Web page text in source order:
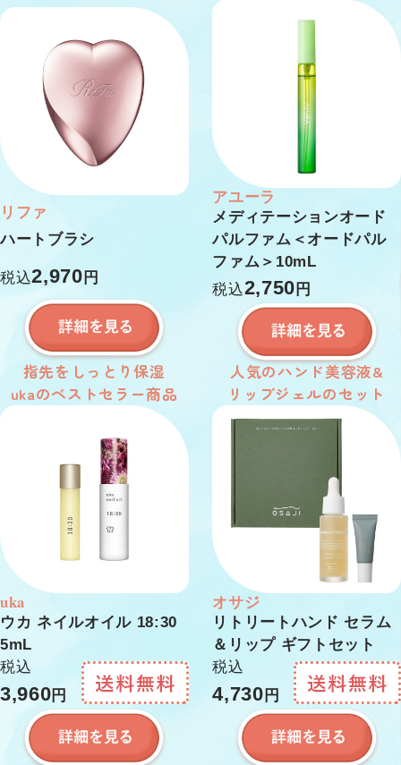
リファ
ハートブラシ
税込2,970 円
アユーラ
メディテーションオード
パルファム＜オードパル
ファム＞10mL
税込2,750 円
指先をしっとり保湿
ukaのベストセラー商品
uka
ウカ ネイルオイル 18:30
5mL
税込
3,960円
人気のハンド美容液&
リップジェルのセット
オサジ
リトリートハンド セラム
＆リップ ギフトセット
税込
4,730 円